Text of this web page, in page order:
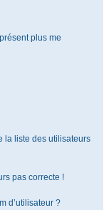
plus me
la liste des utilisateurs
pas correcte !
d’utilisateur ?